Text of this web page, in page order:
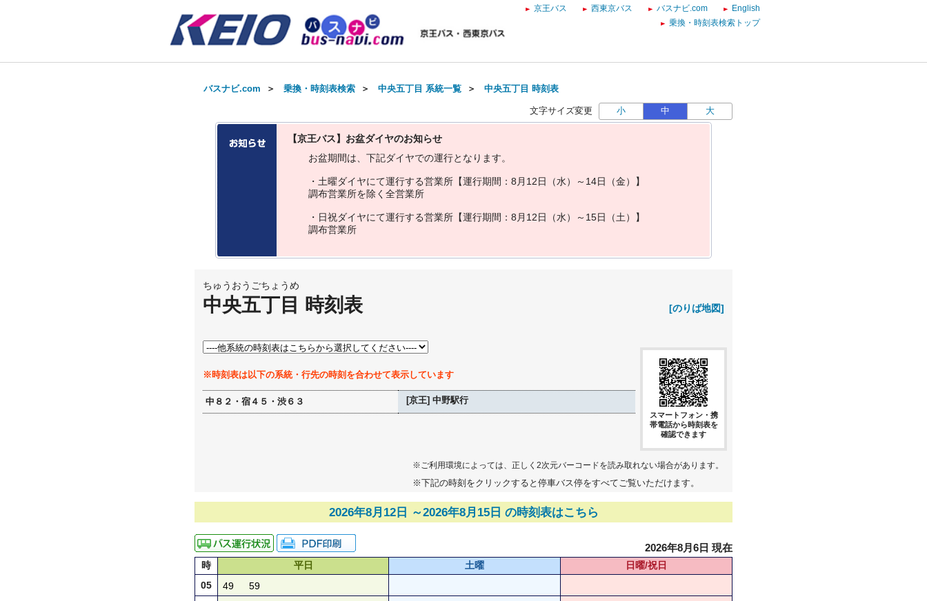
京王バス 西東京バス バスナビ.com
English
乗換・時刻表検索トップ
バスナビ.com ＞ 乗換・時刻表検索 ＞ 中央五丁目 系統一覧 ＞ 中央五丁目 時刻表
文字サイズ変更 小 中 大
【京王バス】お盆ダイヤのお知らせ
お盆期間は 下記ダイヤでの運行と な り ます。
・ 土曜ダイヤにて運行する営業所 【運行期間 ： 8 月 1 2日 （水） ～ 14日 （金）
】
調布営業所を除 く 全営業所
・ 日祝ダイヤにて運行する営業所 【運行期間 ： 8 月 1 2日 （水） ～ 15日 （土）
】
調布営業所
ちゅうおうごちょうめ
中央五丁目 時刻表 [のりば地図]
※時刻表は以下の系統・行先の時刻を合わせて表示しています
中８２・宿４５・渋６３ [京王] 中野駅行
スマートフォン・携
帯電話から時刻表を
確認できます
※ご利用環境によっては、正しく2次元バーコードを読み取れない場合があります。
※下記の時刻をクリックすると停車バス停をすべてご覧いただけます。
2026年8月12日 ～2026年8月15日 の時刻表はこちら
2026年8月6日 現在
時 平日 土曜
日曜/祝日
05
49 59